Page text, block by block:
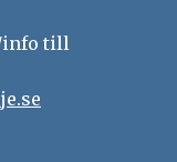
info till